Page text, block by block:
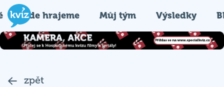
Kde hrajeme Můj tým Výsledky
zpět